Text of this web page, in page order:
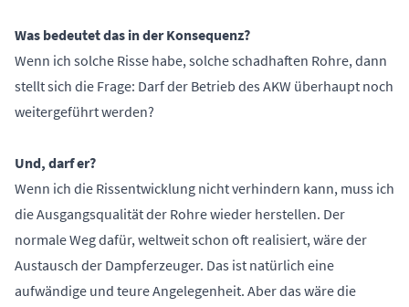
Was bedeutet das in der Konsequenz?
Wenn ich solche Risse habe, solche schadhaften Rohre, dann
stellt sich die Frage: Darf der Betrieb des AKW überhaupt noch
weitergeführt werden?
Und, darf er?
Wenn ich die Rissentwicklung nicht verhindern kann, muss ich
die Ausgangsqualität der Rohre wieder herstellen. Der
normale Weg dafür, weltweit schon oft realisiert, wäre der
Austausch der Dampferzeuger. Das ist natürlich eine
aufwändige und teure Angelegenheit. Aber das wäre die